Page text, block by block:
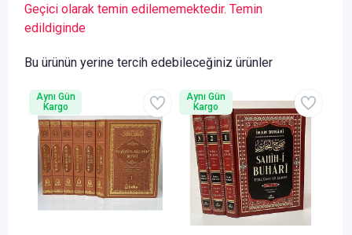
Geçici olarak temin edilememektedir. Temin
edildiginde
Bu ürünün yerine tercih edebileceğiniz ürünler
Aynı Gün
Kargo
Aynı Gün
Kargo